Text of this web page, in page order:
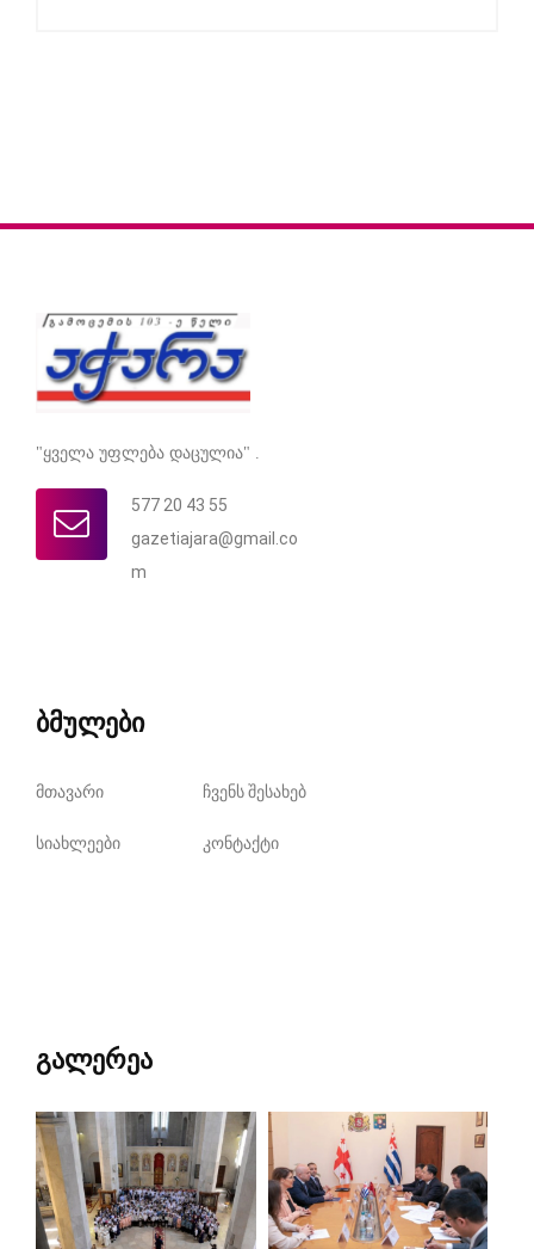
"ყველა უფლება დაცულია" .
577 20 43 55
gazetiajara@gmail.co
m
ბმულები
მთავარი ჩვენს შესახებ
სიახლეები კონტაქტი
გალერეა